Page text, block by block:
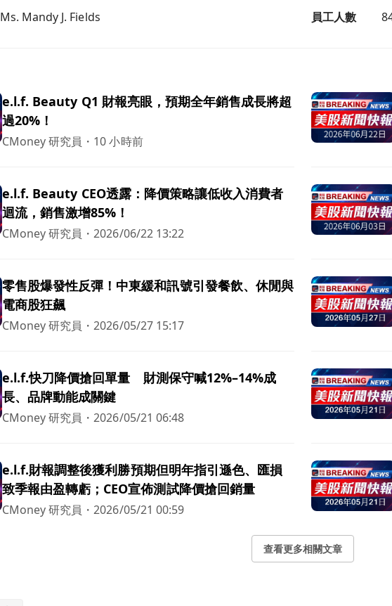
Ms. Mandy J. Fields 員工人數
e.l.f. Beauty Q1 財報亮眼，預期全年銷售成長將超
過20%！
CMoney 研究員 ・ 10 小時前
e.l.f. Beauty CEO透露：降價策略讓低收入消費者
迴流，銷售激增85%！
CMoney 研究員 ・2026/06/22 13:22
零售股爆發性反彈！中東緩和訊號引發餐飲、休閒與
電商股狂飆
CMoney 研究員 ・2026/05/27 15:17
e.l.f.快刀降價搶回單量 財測保守喊12%–14%成
長、品牌動能成關鍵
CMoney 研究員 ・2026/05/21 06:48
e.l.f.財報調整後獲利勝預期但明年指引遜色、匯損
致季報由盈轉虧；CEO宣佈測試降價搶回銷量
CMoney 研究員 ・2026/05/21 00:59
查看更多相關文章